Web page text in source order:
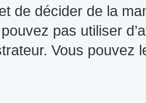
de décider de la
pas utiliser
Vous